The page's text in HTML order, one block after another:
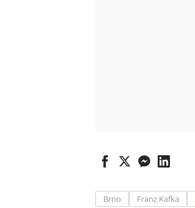
Brno Franz Kafka